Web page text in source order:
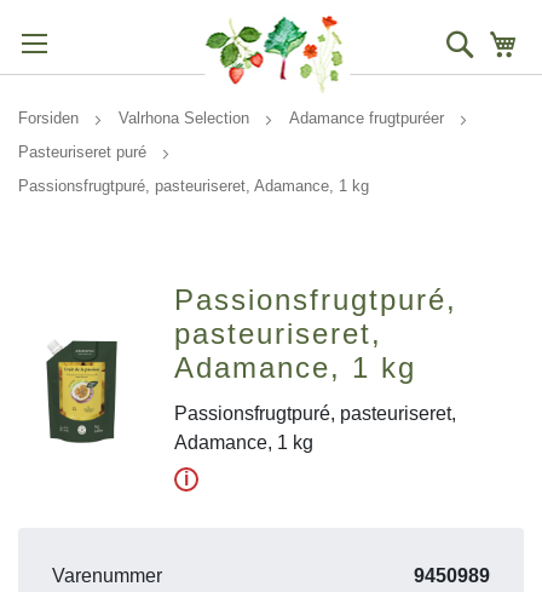
Søg
Forsiden Valrhona Selection
Adamance frugtpuréer
Pasteuriseret puré
Passionsfrugtpuré, pasteuriseret, Adamance, 1 kg
Passionsfrugtpuré,
pasteuriseret,
Adamance, 1 kg
Passionsfrugtpuré, pasteuriseret,
Adamance, 1 kg
i
Varenummer
9450989